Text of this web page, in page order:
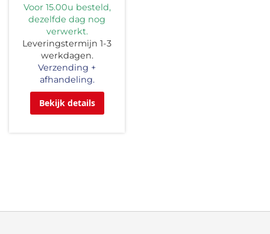
Voor 15.00u besteld,
dezelfde dag nog
verwerkt.
Leveringstermijn 1-3
werkdagen.
Verzending +
afhandeling.
Bekijk details